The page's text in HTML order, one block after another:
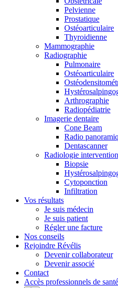
Pelvienne
Prostatique
Ostéoarticulaire
Thyroidienne
Mammographie
Radiographie
Pulmonaire
Ostéoarticulaire
Arthrographie
Radiopédiatrie
Imagerie dentaire
Cone Beam
Radio
Dentascanner
Radiologie
Biopsie
Cytoponction
Infiltration
Vos résultats
Je suis médecin
Je suis patient
Régler une facture
Nos conseils
Rejoindre Révélis
Devenir collaborateur
Devenir associé
Contact
Accès professionnels de santé